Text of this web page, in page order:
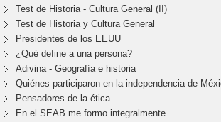
Test de Historia - Cultura General (II)
Test de Historia y Cultura General
Presidentes de los EEUU
¿Qué define a una persona?
Adivina - Geografía e historia
Quiénes participaron en la independencia de
Pensadores de la ética
En el SEAB me formo integralmente